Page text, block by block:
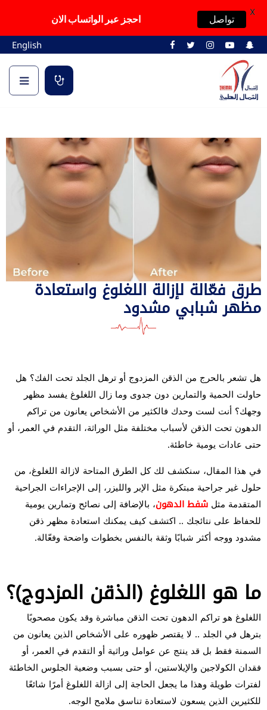
English
طرق فعّالة لإزالة اللغلوغ واستعادة
مظهر شبابي مشدود
هل تشعر بالحرج من الذقن المزدوج أو ترهل الجلد تحت الفك؟ هل
حاولت الحمية والتمارين دون جدوى وما زال اللغلوغ يفسد مظهر
وجهك؟ أنت لست وحدك فالكثير من الأشخاص يعانون من تراكم
الدهون تحت الذقن لأسباب مختلفة مثل الوراثة، التقدم في العمر، أو
حتى عادات يومية خاطئة.
في هذا المقال، سنكشف لك كل الطرق المتاحة لازالة اللغلوغ، من
حلول غير جراحية مبتكرة مثل الإبر والليزر، إلى الإجراءات الجراحية
المتقدمة مثل شفط الدهون، بالإضافة إلى نصائح وتمارين يومية
للحفاظ على نتائجك .. اكتشف كيف يمكنك استعادة مظهر ذقن
مشدود ووجه أكثر شبابًا وثقة بالنفس بخطوات واضحة وفعّالة.
ما هو اللغلوغ (الذقن المزدوج)؟
اللغلوغ هو تراكم الدهون تحت الذقن مباشرة وقد يكون مصحوبًا
بترهل في الجلد .. لا يقتصر ظهوره على الأشخاص الذين يعانون من
السمنة فقط بل قد ينتج عن عوامل وراثية أو التقدم في العمر، أو
فقدان الكولاجين والإيلاستين، أو حتى بسبب وضعية الجلوس الخاطئة
لفترات طويلة وهذا ما يجعل الحاجة إلى ازالة اللغلوغ أمرًا شائعًا
للكثيرين الذين يسعون لاستعادة تناسق ملامح الوجه.
احجز عبر الواتساب الان تواصل
X